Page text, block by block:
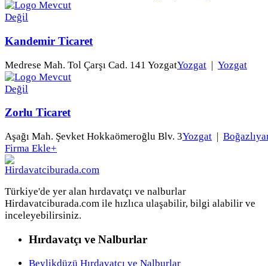
Kandemir Ticaret
Medrese Mah. Tol Çarşı Cad. 141 YozgatYozgat | Yozgat
Zorlu Ticaret
Aşağı Mah. Şevket Hokkaömeroğlu Blv. 3Yozgat |
Firma Ekle+
Türkiye'de yer alan hırdavatçı ve nalburlar
Hirdavatciburada.com ile hızlıca ulaşabilir, bilgi alabilir ve
inceleyebilirsiniz.
Hırdavatçı ve Nalburlar
Beylikdüzü Hırdavatçı ve Nalburlar